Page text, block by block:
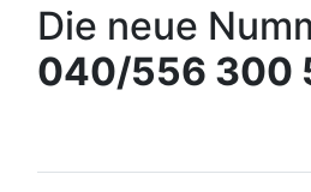
Die neue
040/556 300